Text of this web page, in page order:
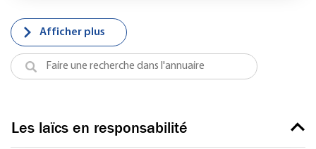
Afficher plus
Les laïcs en responsabilité